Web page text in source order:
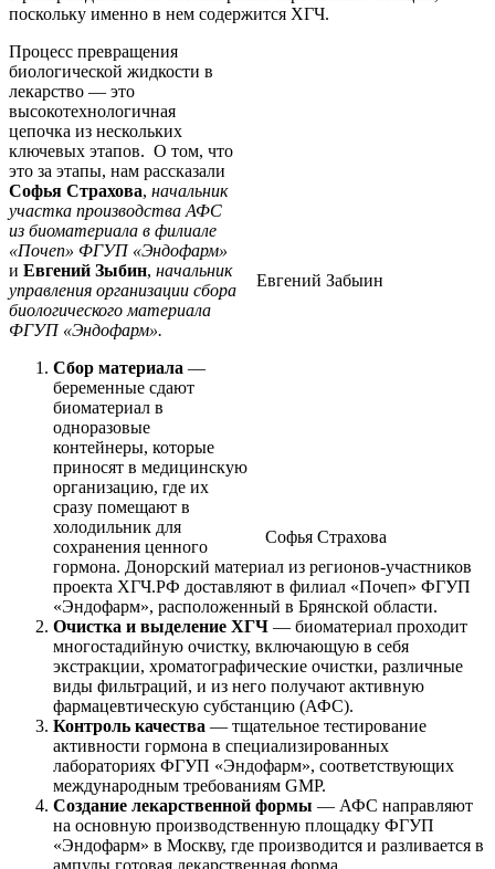
поскольку именно в нем содержится ХГЧ.
Евгений Забыин
Софья Страхова
Процесс превращения
биологической жидкости в
лекарство — это
высокотехнологичная
цепочка из нескольких
ключевых этапов. О том, что
это за этапы, нам рассказали
Софья Страхова, начальник
участка производства АФС
из биоматериала в филиале
«Почеп» ФГУП «Эндофарм»
и Евгений Зыбин, начальник
управления организации сбора
биологического материала
ФГУП «Эндофарм».
Сбор материала —
беременные сдают
биоматериал в
одноразовые
контейнеры, которые
приносят в медицинскую
организацию, где их
сразу помещают в
холодильник для
сохранения ценного
гормона. Донорский материал из регионов-участников
проекта ХГЧ.РФ доставляют в филиал «Почеп» ФГУП
«Эндофарм», расположенный в Брянской области.
Очистка и выделение ХГЧ — биоматериал проходит
многостадийную очистку, включающую в себя
экстракции, хроматографические очистки, различные
виды фильтраций, и из него получают активную
фармацевтическую субстанцию (АФС).
Контроль качества — тщательное тестирование
активности гормона в специализированных
лабораториях ФГУП «Эндофарм», соответствующих
международным требованиям GMP.
Создание лекарственной формы — АФС направляют
на основную производственную площадку ФГУП
«Эндофарм» в Москву, где производится и разливается в